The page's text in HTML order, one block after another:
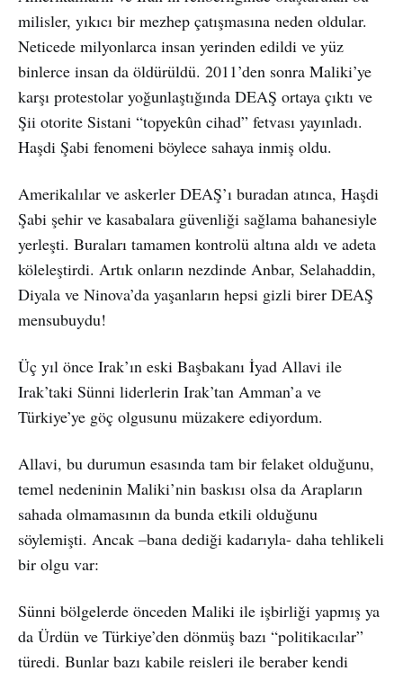
milisler, yıkıcı bir mezhep çatışmasına neden oldular.
Neticede milyonlarca insan yerinden edildi ve yüz
binlerce insan da öldürüldü. 2011’den sonra Maliki’ye
karşı protestolar yoğunlaştığında DEAŞ ortaya çıktı ve
Şii otorite Sistani “topyekûn cihad” fetvası yayınladı.
Haşdi Şabi fenomeni böylece sahaya inmiş oldu.
Amerikalılar ve askerler DEAŞ’ı buradan atınca, Haşdi
Şabi şehir ve kasabalara güvenliği sağlama bahanesiyle
yerleşti. Buraları tamamen kontrolü altına aldı ve adeta
köleleştirdi. Artık onların nezdinde Anbar, Selahaddin,
Diyala ve Ninova’da yaşanların hepsi gizli birer DEAŞ
mensubuydu!
Üç yıl önce Irak’ın eski Başbakanı İyad Allavi ile
Irak’taki Sünni liderlerin Irak’tan Amman’a ve
Türkiye’ye göç olgusunu müzakere ediyordum.
Allavi, bu durumun esasında tam bir felaket olduğunu,
temel nedeninin Maliki’nin baskısı olsa da Arapların
sahada olmamasının da bunda etkili olduğunu
söylemişti. Ancak –bana dediği kadarıyla- daha tehlikeli
bir olgu var:
Sünni bölgelerde önceden Maliki ile işbirliği yapmış ya
da Ürdün ve Türkiye’den dönmüş bazı “politikacılar”
türedi. Bunlar bazı kabile reisleri ile beraber kendi